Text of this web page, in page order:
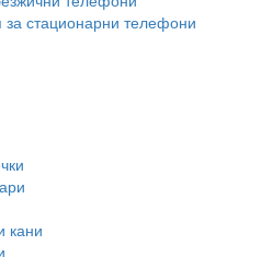
за стационарни телефони
кани